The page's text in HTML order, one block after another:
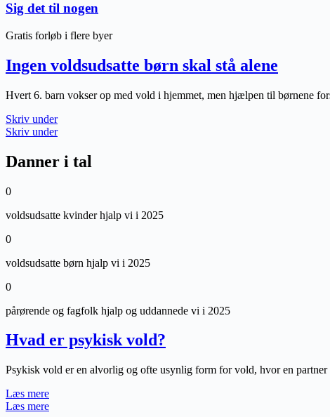
Sig det til nogen
Gratis forløb i flere byer
Ingen voldsudsatte børn skal stå alene
Hvert 6. barn vokser op med vold i hjemmet, men hjælpen til børnene
Skriv under
Skriv under
Danner i tal
0
voldsudsatte kvinder hjalp vi i 2025
0
voldsudsatte børn hjalp vi i 2025
0
pårørende og fagfolk hjalp og uddannede vi i 2025
Hvad er psykisk vold?
Psykisk vold er en alvorlig og ofte usynlig form for vold, hvor en
Læs mere
Læs mere